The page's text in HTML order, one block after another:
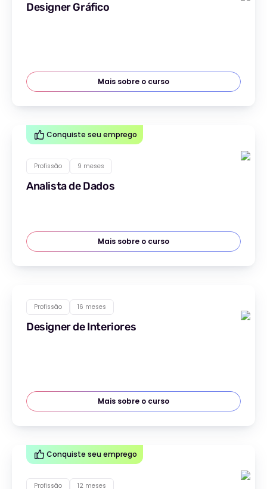
Designer Gráfico
Mais sobre o curso
Conquiste seu emprego
Profissão 9 meses
Analista de Dados
Mais sobre o curso
Profissão 16 meses
Designer de Interiores
Mais sobre o curso
Conquiste seu emprego
Profissão 12 meses